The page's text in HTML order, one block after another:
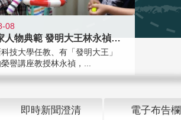
08
教育家人物典範 發明大王林永禎教授
技大學任教、有「發明大王」
譽講座教授林永禎，...
即時新聞澄清 電子布告欄